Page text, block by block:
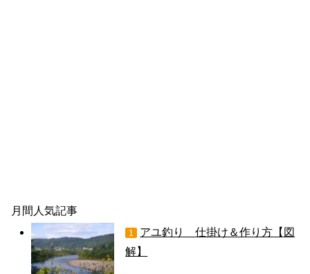
月間人気記事
1
アユ釣り 仕掛け＆作り方【図
解】